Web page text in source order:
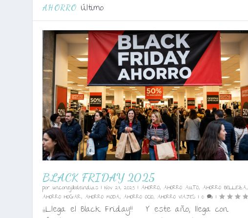
AHORRO Último
BLACK FRIDAY 2025
porunconejillodeindias |Nov 27, 2025 |AHORRO,AHORRO AUTO,AHORRO BELLEZA,
AHORRO HOGAR,AHORRO MODA,AHORRO OCIO,AHORRO VIAJES |0 |
¡¡Llega el Black Friday!! Y este año, llega con